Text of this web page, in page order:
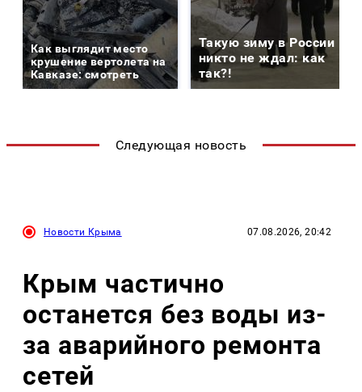
Как выглядит место
крушение вертолета на
Кавказе: смотреть
Такую зиму в России
никто не ждал: как
так?!
Следующая новость
Новости Крыма 07.08.2026, 20:42
Крым частично
останется без воды из-
за аварийного ремонта
сетей